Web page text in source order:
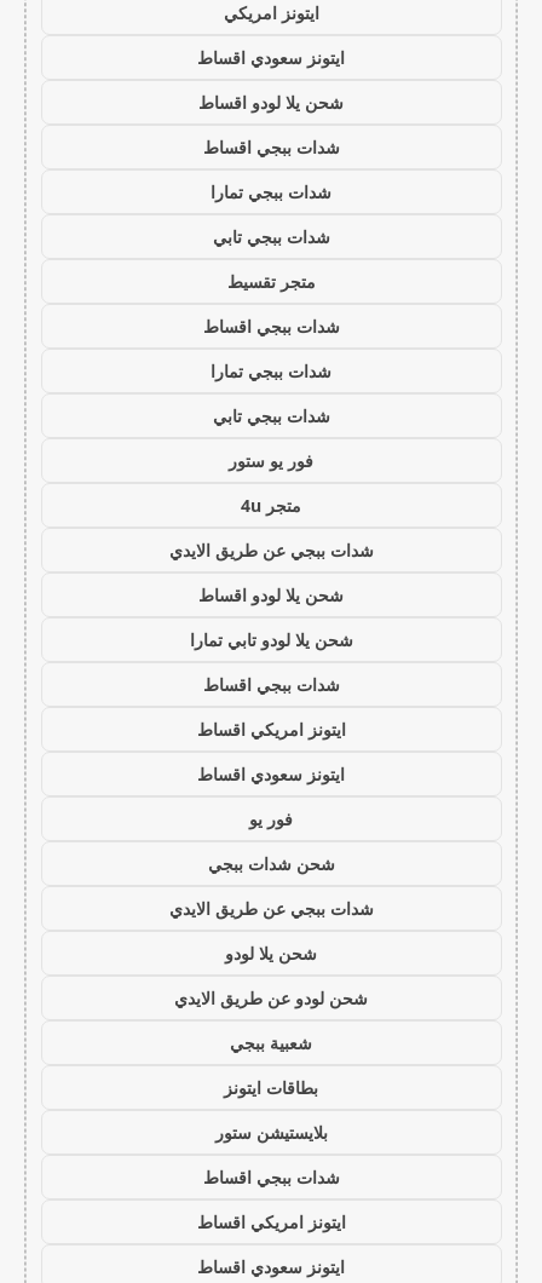
ايتونز امريكي
ايتونز سعودي اقساط
شحن يلا لودو اقساط
شدات ببجي اقساط
شدات ببجي تمارا
شدات ببجي تابي
متجر تقسيط
شدات ببجي اقساط
شدات ببجي تمارا
شدات ببجي تابي
فور يو ستور
متجر 4u
شدات ببجي عن طريق الايدي
شحن يلا لودو اقساط
شحن يلا لودو تابي تمارا
شدات ببجي اقساط
ايتونز امريكي اقساط
ايتونز سعودي اقساط
فور يو
شحن شدات ببجي
شدات ببجي عن طريق الايدي
شحن يلا لودو
شحن لودو عن طريق الايدي
شعبية ببجي
بطاقات ايتونز
بلايستيشن ستور
شدات ببجي اقساط
ايتونز امريكي اقساط
ايتونز سعودي اقساط